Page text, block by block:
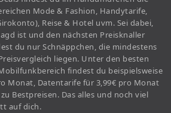
Mode & Fashion, Handytarife,
Reise & Hotel uvm. Sei dabei,
ist und den nächsten Preisknaller
du nur Schnäppchen, die mindestens
liegen. Unter den besten
findest du beispielsweise
Monat, Datentarife für 3,99€ pro Monat
Bestpreisen. Das alles und noch viel
auf dich.